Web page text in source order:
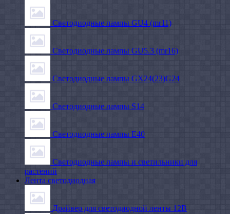
Светодиодные лампы GU4 (mr11)
Светодиодные лампы GU5.3 (mr16)
Светодиодные лампы GX24(23)G24
Светодиодные лампы S14
Светодиодные лампы Е40
Светодиодные лампы и светильники для
растений
Лента светодиодная
Драйвер для светодиодной ленты 12В